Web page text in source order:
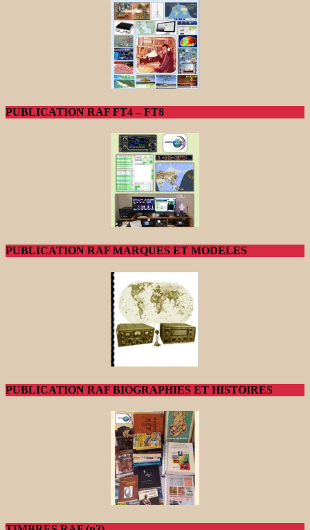
PUBLICATION RAF FT4 – FT8
PUBLICATION RAF MARQUES ET MODELES
PUBLICATION RAF BIOGRAPHIES ET HISTOIRES